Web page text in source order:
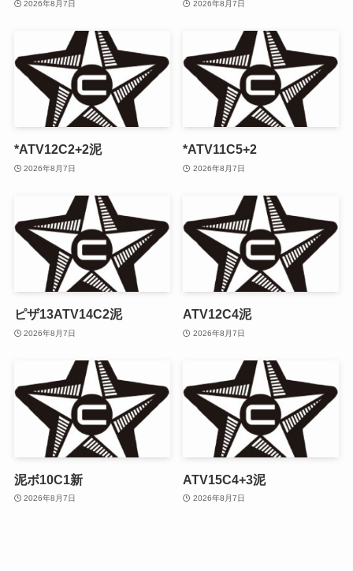
2026年8月7日 2026年8月7日
*ATV12C2+2泥
2026年8月7日
*ATV11C5+2
2026年8月7日
ピザ13ATV14C2泥
2026年8月7日
ATV12C4泥
2026年8月7日
泥ボ10C1新
2026年8月7日
ATV15C4+3泥
2026年8月7日